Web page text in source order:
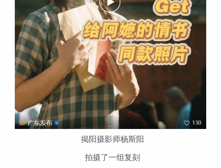
揭阳摄影师杨斯阳
拍摄了一组复刻